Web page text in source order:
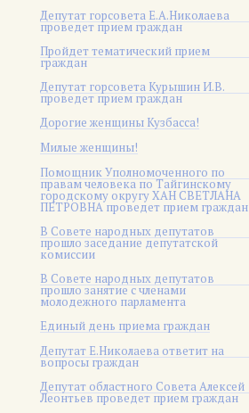
Депутат горсовета Е.А.Николаева
проведет прием граждан
Пройдет тематический прием
граждан
Депутат горсовета Курышин И.В.
проведет прием граждан
Дорогие женщины Кузбасса!
Милые женщины!
Помощник Уполномоченного по
правам человека по Тайгинскому
городскому округу ХАН СВЕТЛАНА
ПЕТРОВНА проведет прием граждан
В Совете народных депутатов
прошло заседание депутатской
комиссии
В Совете народных депутатов
прошло занятие с членами
молодежного парламента
Единый день приема граждан
Депутат Е.Николаева ответит на
вопросы граждан
Депутат областного Совета Алексей
Леонтьев проведет прием граждан